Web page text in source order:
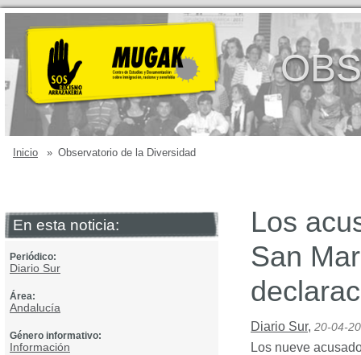
Inicio » Observatorio de la Diversidad
En esta noticia:
Periódico:
Diario Sur
Área:
Andalucía
Género informativo:
Información
Los
San
Diario Sur, 20-04-
Los nueve